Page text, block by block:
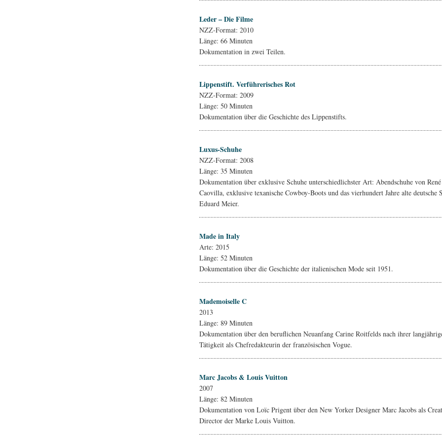
Leder – Die Filme
NZZ-Format: 2010
Länge: 66 Minuten
Dokumentation in zwei Teilen.
Lippenstift. Verführerisches Rot
NZZ-Format: 2009
Länge: 50 Minuten
Dokumentation über die Geschichte des Lippenstifts.
Luxus-Schuhe
NZZ-Format: 2008
Länge: 35 Minuten
Dokumentation über exklusive Schuhe unterschiedlichster Art: Abendschuhe von René
Caovilla, exklusive texanische Cowboy-Boots und das vierhundert Jahre alte deutsche
Eduard Meier.
Made in Italy
Arte: 2015
Länge: 52 Minuten
Dokumentation über die Geschichte der italienischen Mode seit 1951.
Mademoiselle C
2013
Länge: 89 Minuten
Dokumentation über den beruflichen Neuanfang Carine Roitfelds nach ihrer
Tätigkeit als Chefredakteurin der französischen Vogue.
Marc Jacobs & Louis Vuitton
2007
Länge: 82 Minuten
Dokumentation von Loïc Prigent über den New Yorker Designer Marc Jacobs als
Director der Marke Louis Vuitton.